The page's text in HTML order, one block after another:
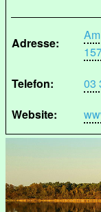
Adresse:
Telefon:
03
Website: